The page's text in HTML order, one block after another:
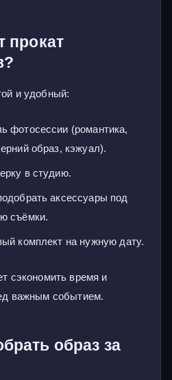
прокат
и удобный:
фотосессии (романтика,
образ, кэжуал).
в студию.
аксессуары под
съёмки.
комплект на нужную дату.
сэкономить время и
важным событием.
образ за